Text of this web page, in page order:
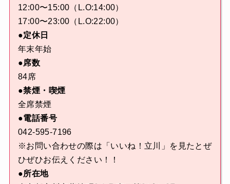
12:00〜15:00（L.O:14:00）
17:00〜23:00（L.O:22:00）
●定休日
年末年始
●席数
84席
●禁煙・喫煙
全席禁煙
●電話番号
042-595-7196
※お問い合わせの際は「いいね！立川」を見たとぜ
ひぜひお伝えください！！
●所在地